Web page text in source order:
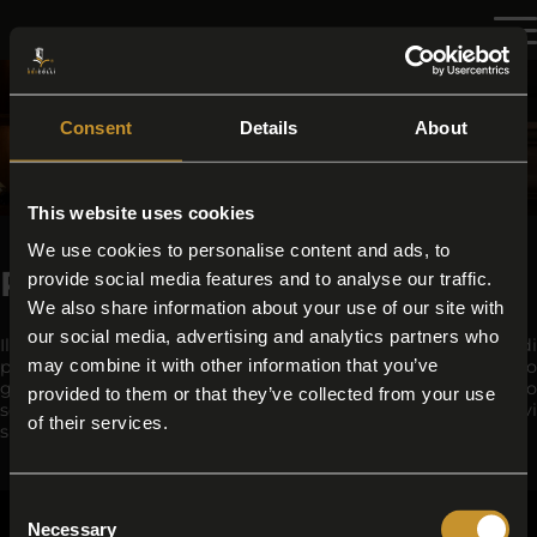
Consent Details About
This website uses cookies
We use cookies to personalise content and ads, to
provide social media features and to analyse our traffic.
We also share information about your use of our site with
our social media, advertising and analytics partners who
may combine it with other information that you’ve
provided to them or that they’ve collected from your use
of their services.
Necessary
Prosciutto di Parma
Il Prosciutto di Parma è una delle varianti più celebri di
prosciutto crudo italiano. Conosciuto per il suo profilo
gentile, leggermente dolce e aromatico, è prodotto
seguendo precise regole tradizionali e metodi produttivi
specifici.